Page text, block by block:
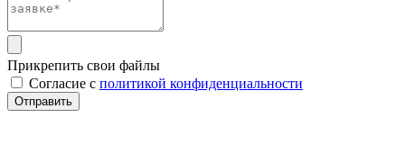
Прикрепить свои файлы
Cогласие с политикой конфиденциальности
Отправить